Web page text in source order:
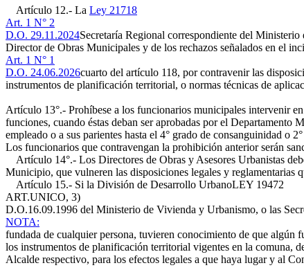
Artículo 12.- La Ley 21718
Art. 1 N° 2
D.O. 29.11.2024Secretaría Regional correspondiente del
Director de Obras Municipales y de los rechazos señalados en el
Art. 1 N° 1
D.O. 24.06.2026cuarto del artículo 118, por contravenir las
instrumentos de planificación territorial, o normas técnicas de
Artículo 13°.- Prohíbese a los funcionarios municipales intervenir
funciones, cuando éstas deban ser aprobadas por el
empleado o a sus parientes hasta el 4° grado de consanguinidad o
Los funcionarios que contravengan la prohibición anterior serán
Artículo 14°.- Los Directores de Obras y Asesores Urbanistas
Municipio, que vulneren las disposiciones legales y reglamentarias
Artículo 15.- Si la División de Desarrollo UrbanoLEY 19472
ART.UNICO, 3)
D.O.16.09.1996 del Ministerio de Vivienda y Urbanismo, o las
NOTA:
fundada de cualquier persona, tuvieren conocimiento de que algún
los instrumentos de planificación territorial vigentes en la comuna,
Alcalde respectivo, para los efectos legales a que haya lugar y al